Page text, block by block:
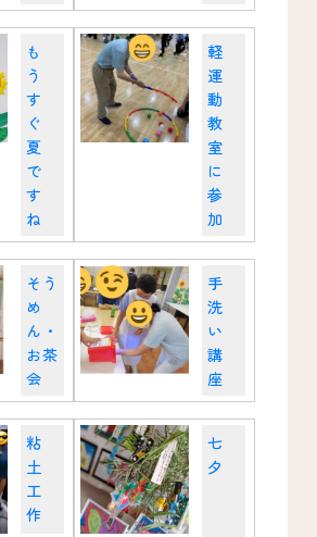
も
う
す
ぐ
夏
で
す
ね
軽
運
動
教
室
に
参
加
そう
め
ん・
お茶
会
手
洗
い
講
座
粘
土
工
作
七
夕